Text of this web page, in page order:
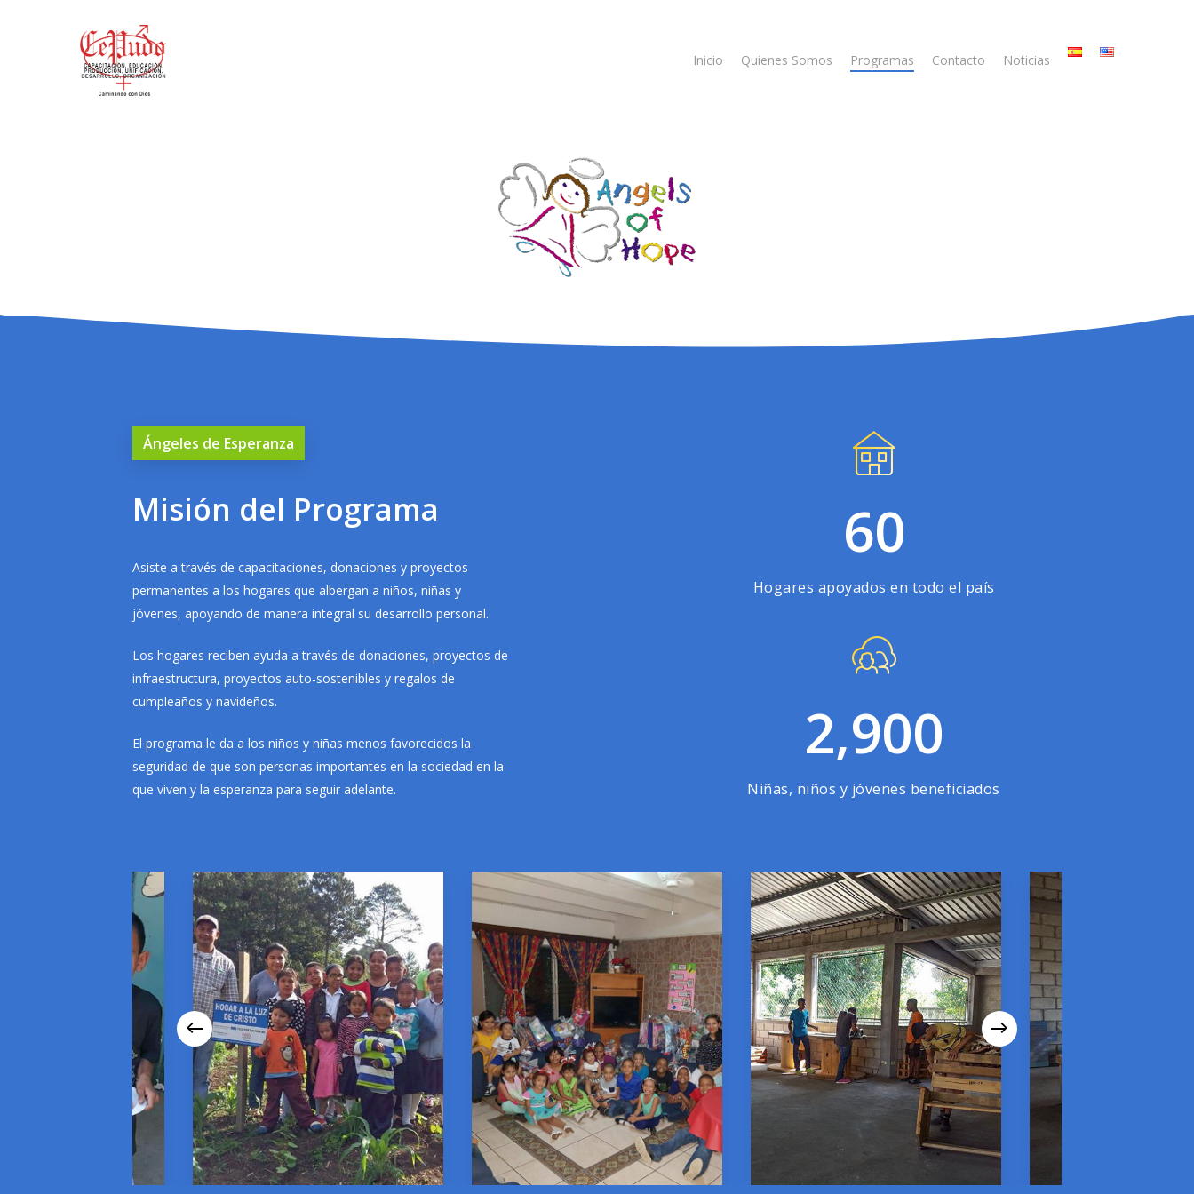
Inicio Quienes Somos Programas Contacto Noticias
Ángeles de Esperanza
Misión del Programa
Asiste a través de capacitaciones, donaciones y proyectos
permanentes a los hogares que albergan a niños, niñas y
jóvenes, apoyando de manera integral su desarrollo personal.
Los hogares reciben ayuda a través de donaciones, proyectos de
infraestructura, proyectos auto-sostenibles y regalos de
cumpleaños y navideños.
El programa le da a los niños y niñas menos favorecidos la
seguridad de que son personas importantes en la sociedad en la
que viven y la esperanza para seguir adelante.
60
Hogares apoyados en todo el país
2,900
Niñas, niños y jóvenes beneficiados